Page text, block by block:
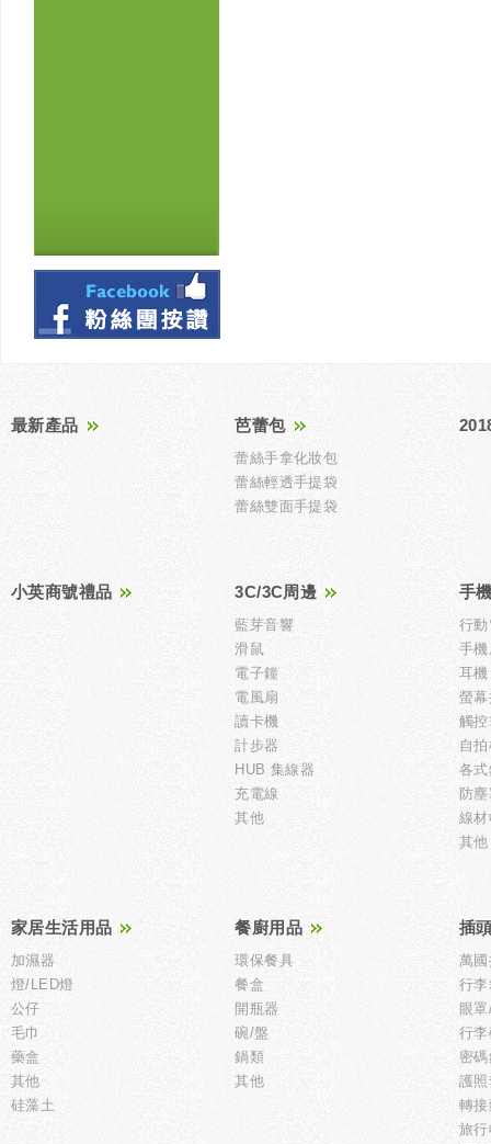
最新產品 芭蕾包
蕾絲手拿化妝包
蕾絲輕透手提袋
蕾絲雙面手提袋
小英商號禮品 3C/3C周邊
藍芽音響
滑鼠
電子鐘
電風扇
讀卡機
計步器
HUB 集線器
充電線
其他
手
行
手
耳機
螢
觸
自
各
防
線
其他
家居生活用品
加濕器
燈/LED燈
公仔
毛巾
藥盒
其他
硅藻土
餐廚用品
環保餐具
餐盒
開瓶器
碗/盤
鍋類
其他
插
萬
行
眼
行
密
護
轉
旅